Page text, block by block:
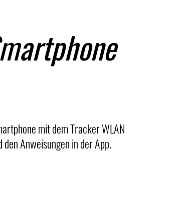
mit dem Tracker WLAN
Anweisungen in der App.